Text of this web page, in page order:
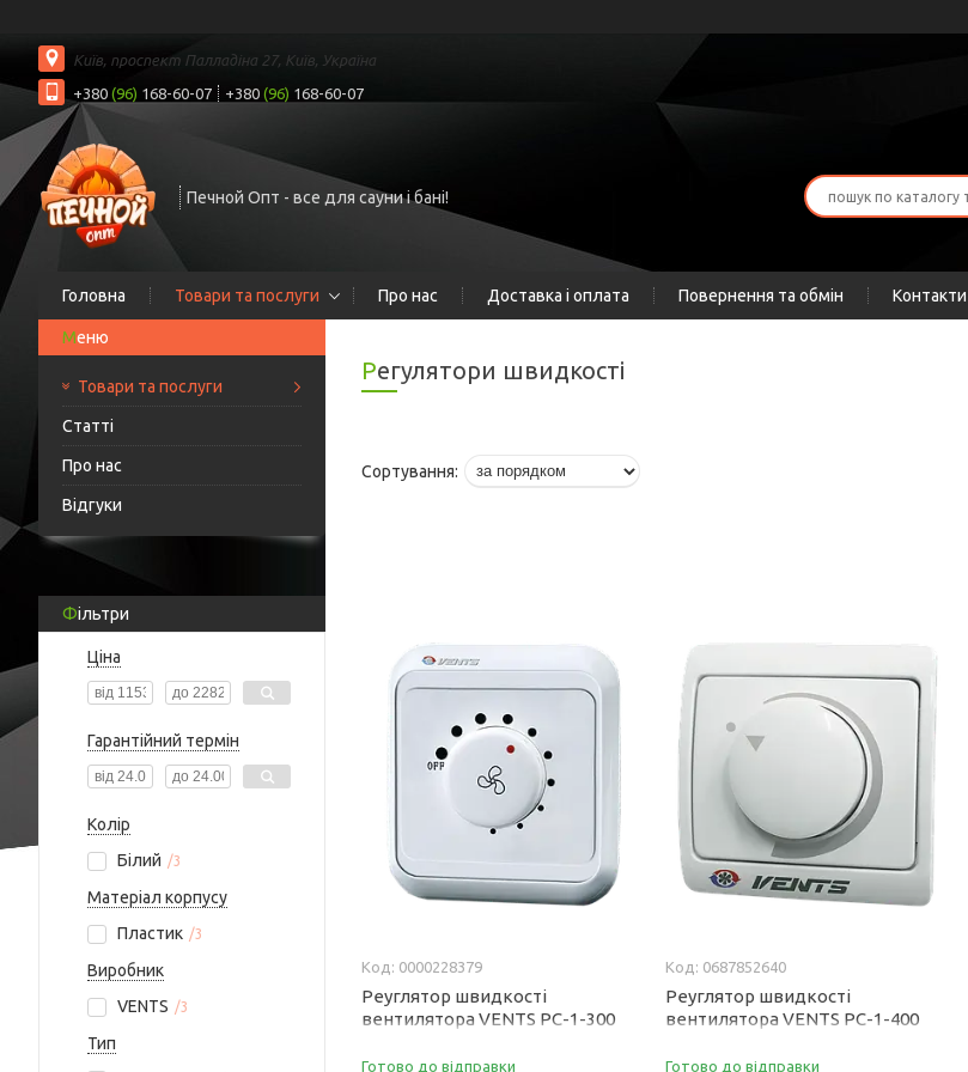
Київ, проспект Палладіна 27, Київ, Україна
+380 (96) 168-60-07 +380 (96) 168-60-07
Печной Опт - все для сауни і бані!
Головна Товари та послуги Про нас Доставка і оплата Повернення та обмін Контакти
Товари та послуги
Статті
Про нас
Відгуки
Фільтри
Ціна
Гарантійний термін
Колір
Білий
3
Матеріал корпусу
Пластик
3
Виробник
VENTS
3
Тип
Регулятори швидкості
0000228379
Реуглятор швидкості
вентилятора VENTS РС-1-300
Готово до відправки
0687852640
Реуглятор швидкості
вентилятора VENTS РС-1-400
Готово до відправки